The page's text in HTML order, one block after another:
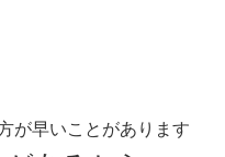
が早いことがあります